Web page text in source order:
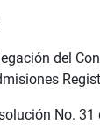
del
No.